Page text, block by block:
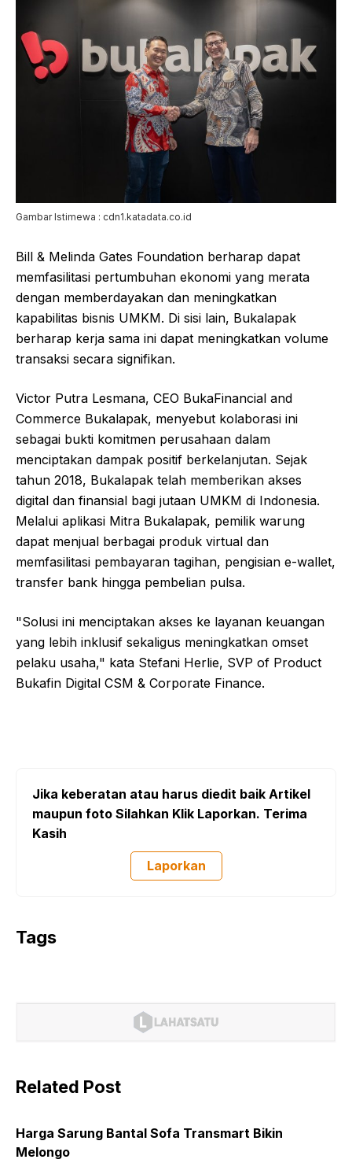
Gambar Istimewa : cdn1.katadata.co.id
Bill & Melinda Gates Foundation berharap dapat
memfasilitasi pertumbuhan ekonomi yang merata
dengan memberdayakan dan meningkatkan
kapabilitas bisnis UMKM. Di sisi lain, Bukalapak
berharap kerja sama ini dapat meningkatkan volume
transaksi secara signifikan.
Victor Putra Lesmana, CEO BukaFinancial and
Commerce Bukalapak, menyebut kolaborasi ini
sebagai bukti komitmen perusahaan dalam
menciptakan dampak positif berkelanjutan. Sejak
tahun 2018, Bukalapak telah memberikan akses
digital dan finansial bagi jutaan UMKM di Indonesia.
Melalui aplikasi Mitra Bukalapak, pemilik warung
dapat menjual berbagai produk virtual dan
memfasilitasi pembayaran tagihan, pengisian e-wallet,
transfer bank hingga pembelian pulsa.
"Solusi ini menciptakan akses ke layanan keuangan
yang lebih inklusif sekaligus meningkatkan omset
pelaku usaha," kata Stefani Herlie, SVP of Product
Bukafin Digital CSM & Corporate Finance.
Jika keberatan atau harus diedit baik Artikel
maupun foto Silahkan Klik Laporkan. Terima
Kasih
Laporkan
Tags
Related Post
Harga Sarung Bantal Sofa Transmart Bikin
Melongo